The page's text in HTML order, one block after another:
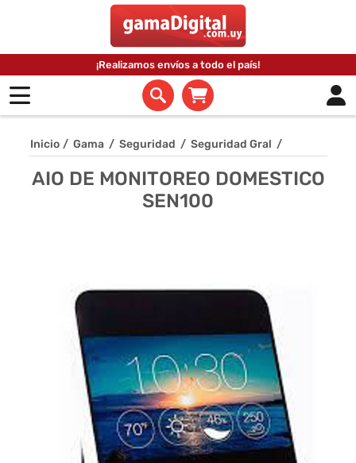
¡Realizamos envíos a todo el país!
Inicio / Gama / Seguridad / Seguridad Gral /
AIO DE MONITOREO DOMESTICO
SEN100